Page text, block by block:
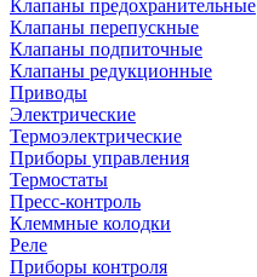
Клапаны предохранительные
Клапаны перепускные
Клапаны подпиточные
Клапаны редукционные
Приводы
Электрические
Термоэлектрические
Приборы управления
Термостаты
Пресс-контроль
Клеммные колодки
Реле
Приборы контроля